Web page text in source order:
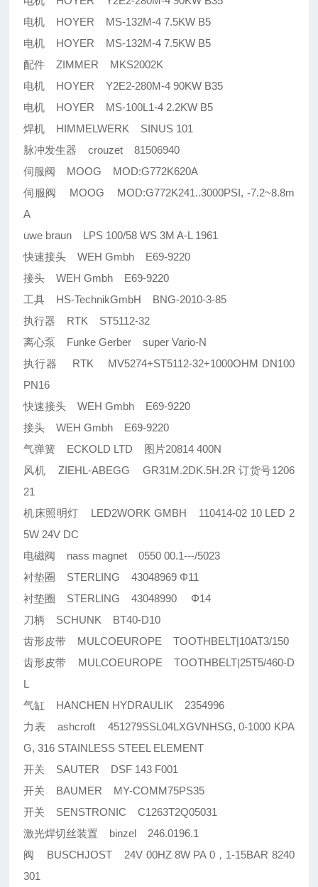
电机 HOYER MS-132M-4 7.5KW B5
电机 HOYER MS-132M-4 7.5KW B5
配件 ZIMMER MKS2002K
电机 HOYER Y2E2-280M-4 90KW B35
电机 HOYER MS-100L1-4 2.2KW B5
焊机 HIMMELWERK SINUS 101
脉冲发生器 crouzet 81506940
伺服阀 MOOG MOD:G772K620A
伺服阀 MOOG MOD:G772K241..3000PSI, -7.2~8.8m
A
uwe braun LPS 100/58 WS 3M A-L 1961
快速接头 WEH Gmbh E69-9220
接头 WEH Gmbh E69-9220
工具 HS-TechnikGmbH BNG-2010-3-85
执行器 RTK ST5112-32
离心泵 Funke Gerber super Vario-N
执行器 RTK MV5274+ST5112-32+1000OHM DN100
PN16
快速接头 WEH Gmbh E69-9220
接头 WEH Gmbh E69-9220
气弹簧 ECKOLD LTD 图片20814 400N
风机 ZIEHL-ABEGG GR31M.2DK.5H.2R 订货号1206
21
机床照明灯 LED2WORK GMBH 110414-02 10 LED 2
5W 24V DC
电磁阀 nass magnet 0550 00.1---/5023
衬垫圈 STERLING 43048969 Φ11
衬垫圈 STERLING 43048990 Φ14
刀柄 SCHUNK BT40-D10
齿形皮带 MULCOEUROPE TOOTHBELT|10AT3/150
齿形皮带 MULCOEUROPE TOOTHBELT|25T5/460-D
L
气缸 HANCHEN HYDRAULIK 2354996
力表 ashcroft 451279SSL04LXGVNHSG, 0-1000 KPA
G, 316 STAINLESS STEEL ELEMENT
开关 SAUTER DSF 143 F001
开关 BAUMER MY-COMM75PS35
开关 SENSTRONIC C1263T2Q05031
激光焊切丝装置 binzel 246.0196.1
阀 BUSCHJOST 24V 00HZ 8W PA 0，1-15BAR 8240
301